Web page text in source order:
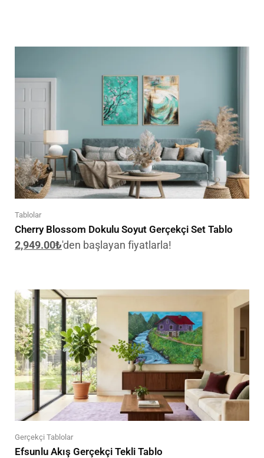
Tablolar
Cherry Blossom Dokulu Soyut Gerçekçi Set Tablo
2,949.00₺'den başlayan fiyatlarla!
Gerçekçi Tablolar
Efsunlu Akış Gerçekçi Tekli Tablo